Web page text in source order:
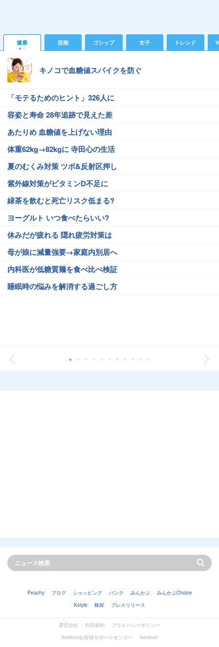
健康 芸能 ゴシップ 女子 トレンド
キノコで血糖値スパイクを防ぐ
「モテるためのヒント」326人に
容姿と寿命 28年追跡で見えた差
あたりめ 血糖値を上げない理由
体重62kg→82kgに 寺田心の生活
夏のむくみ対策 ツボ&反射区押し
紫外線対策がビタミンD不足に
緑茶を飲むと死亡リスク低まる?
ヨーグルト いつ食べたらいい?
休みだが疲れる 隠れ疲労対策は
母が娘に減量強要→家庭内別居へ
内科医が低糖質麺を食べ比べ検証
睡眠時の悩みを解消する過ごし方
Peachy ブログ ショッピング バンク みんかぶ
みんかぶChoice
Kstyle
株探 プレスリリース
運営会社 利用規約
プライバシーポリシー
livedoorお客様サポートセンター
livedoor